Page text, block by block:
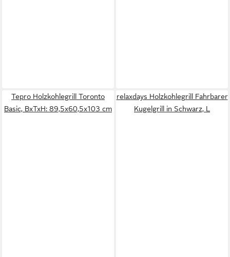
Tepro Holzkohlegrill Toronto
Basic, BxTxH: 89,5x60,5x103 cm
relaxdays Holzkohlegrill Fahrbarer
Kugelgrill in Schwarz, L